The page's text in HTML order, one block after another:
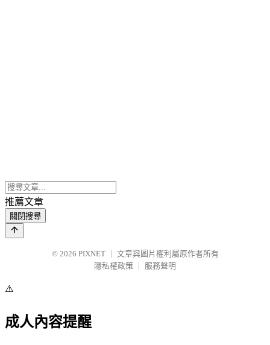
推薦文章
關閉搜尋
© 2026 PIXNET
文章與圖片權利屬原作者所有
隱私權政策
服務聲明
⚠️
成人內容提醒